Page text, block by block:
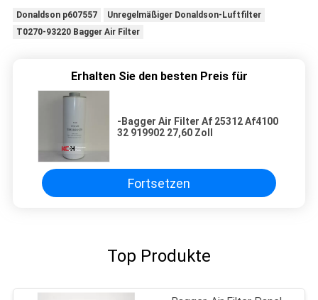
Donaldson p607557
Unregelmäßiger Donaldson-Luftfilter
T0270-93220 Bagger Air Filter
Erhalten Sie den besten Preis für
-Bagger Air Filter Af 25312 Af4100
32 919902 27,60 Zoll
Fortsetzen
Top Produkte